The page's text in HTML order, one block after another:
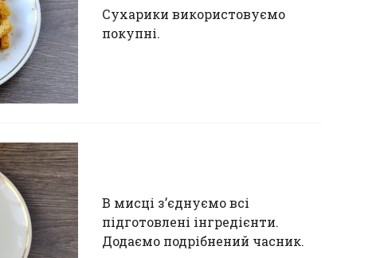
Сухарики використовуємо
покупні.
В мисці з’єднуємо всі
підготовлені інгредієнти.
Додаємо подрібнений часник.